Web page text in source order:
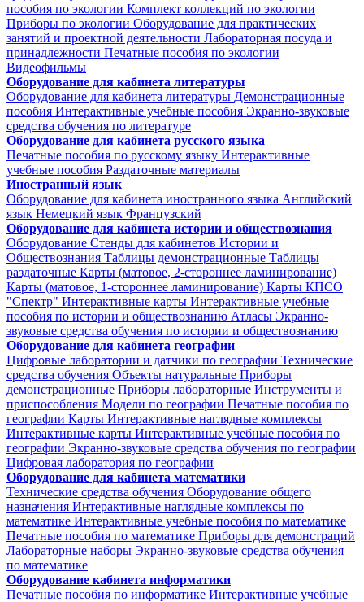
пособия по экологии Комплект коллекций по экологии
Приборы по экологии Оборудование для практических
занятий и проектной деятельности Лабораторная посуда и
принадлежности Печатные пособия по экологии
Видеофильмы
Оборудование для кабинета литературы
Оборудование для кабинета литературы Демонстрационные
пособия Интерактивные учебные пособия Экранно-звуковые
средства обучения по литературе
Оборудование для кабинета русского языка
Печатные пособия по русскому языку Интерактивные
учебные пособия Раздаточные материалы
Иностранный язык
Оборудование для кабинета иностранного языка Английский
язык Немецкий язык Французский
Оборудование для кабинета истории и обществознания
Оборудование Стенды для кабинетов Истории и
Обществознания Таблицы демонстрационные Таблицы
раздаточные Карты (матовое, 2-стороннее ламинирование)
Карты (матовое, 1-стороннее ламинирование) Карты КПСО
"Спектр" Интерактивные карты Интерактивные учебные
пособия по истории и обществознанию Атласы Экранно-
звуковые средства обучения по истории и обществознанию
Оборудование для кабинета географии
Цифровые лаборатории и датчики по географии Технические
средства обучения Объекты натуральные Приборы
демонстрационные Приборы лабораторные Инструменты и
приспособления Модели по географии Печатные пособия по
географии Карты Интерактивные наглядные комплексы
Интерактивные карты Интерактивные учебные пособия по
географии Экранно-звуковые средства обучения по географии
Цифровая лаборатория по географии
Оборудование для кабинета математики
Технические средства обучения Оборудование общего
назначения Интерактивные наглядные комплексы по
математике Интерактивные учебные пособия по математике
Печатные пособия по математике Приборы для демонстраций
Лабораторные наборы Экранно-звуковые средства обучения
по математике
Оборудование кабинета информатики
Печатные пособия по информатике Интерактивные учебные